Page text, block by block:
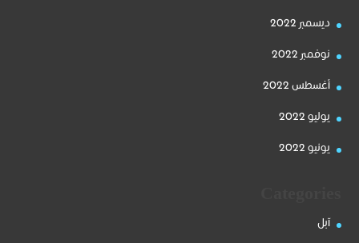
ديسمبر 2022
نوفمبر 2022
أغسطس 2022
يوليو 2022
يونيو 2022
آبل